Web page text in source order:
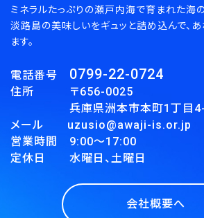
ミネラルたっぷりの瀬戸内海で育まれた海の
淡路島の美味しいをギュッと詰め込んで、
ます。
電話番号 0799-22-0724
住所 〒656-0025
兵庫県洲本市本町1丁目4-
メール uzusio@awaji-is.or.jp
営業時間 9:00～17:00
定休日 水曜日、土曜日
会社概要へ